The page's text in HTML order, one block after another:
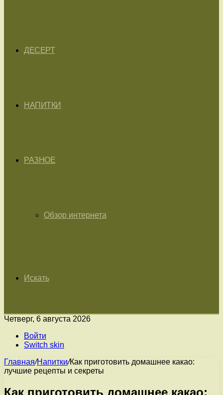
ДЕСЕРТ
НАПИТКИ
РАЗНОЕ
Обзор интернета
Искать
Четверг, 6 августа 2026
Войти
Switch skin
Главная/Напитки/Как приготовить домашнее какао:
лучшие рецепты и секреты
Как приготовить домашнее какао: